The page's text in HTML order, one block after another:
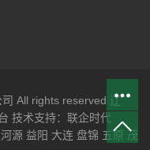
All rights reserved 辽
技术支持： 联企时代
河源 益阳 大连 盘锦 五原 茂